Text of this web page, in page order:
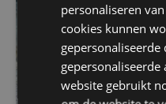
personaliseren
cookies kunnen
gepersonaliseerde
website gebruikt